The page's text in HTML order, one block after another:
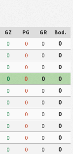
GZ PG GR Bod.
0 0 0
0
0 0 0
0
0 0 0
0
0 0 0
0
0 0 0
0
0 0 0
0
0 0 0
0
0 0 0
0
0 0 0
0
0 0 0
0